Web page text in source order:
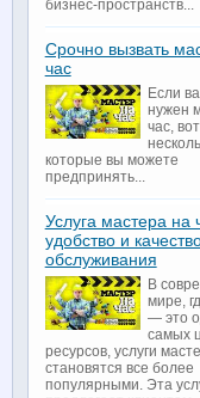
бизнес-пространств...
Срочно вызвать
час
Если
нужен
час, вот
которые вы можете
предпринять...
Услуга мастера на
удобство и
обслуживания
В
мире,
— это
самых
ресурсов, услуги
становятся все более
популярными. Эта